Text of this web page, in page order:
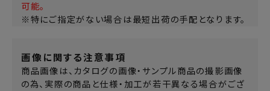
可能。
※特にご指定がない場合は最短出荷の手配となります。
画像に関する注意事項
商品画像は、カタログの画像・サンプル商品の撮影画像
の為、実際の商品と仕様・加工が若干異なる場合がござ